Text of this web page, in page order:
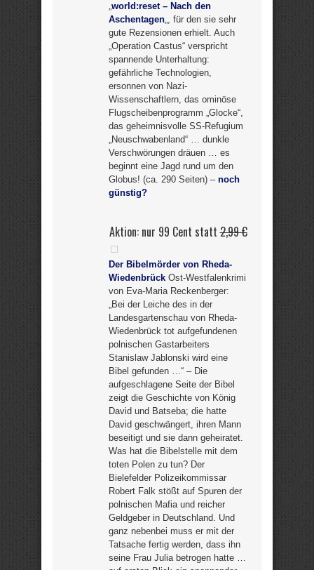
„world:reset – Nach den
Aschentagen„, für den sie sehr
gute Rezensionen erhielt. Auch
„Operation Castus“ verspricht
spannende Unterhaltung:
gefährliche Technologien,
ersonnen von Nazi-
Wissenschaftlern, das ominöse
Flugscheibenprogramm „Glocke“,
das geheimnisvolle SS-Refugium
„Neuschwabenland“ … dunkle
Verschwörungen dräuen … es
beginnt eine Jagd rund um den
Globus! (ca. 290 Seiten) – noch
günstig?
Aktion: nur 99 Cent statt2,99 €
Der Bibelmörder von Rheda-
Wiedenbrück Ost-Westfalenkrimi
von Eva-Maria Reckenberger:
„Bei der Leiche des in der
Landesgartenschau von Rheda-
Wiedenbrück tot aufgefundenen
polnischen Gastarbeiters
Stanislaw Jablonski wird eine
Bibel gefunden …“ – Die
aufgeschlagene Seite der Bibel
zeigt die Geschichte von König
David und Batseba; die hatte
David geschwängert, ihren Mann
beseitigt und sie dann geheiratet.
Was hat die Bibelstelle mit dem
toten Polen zu tun? Der
Bielefelder Polizeikommissar
Robert Falk stößt auf Spuren der
polnischen Mafia und reicher
Geldgeber in Deutschland. Und
ganz nebenbei muss er mit der
Tatsache fertig werden, dass ihn
seine Frau Julia betrogen hatte …